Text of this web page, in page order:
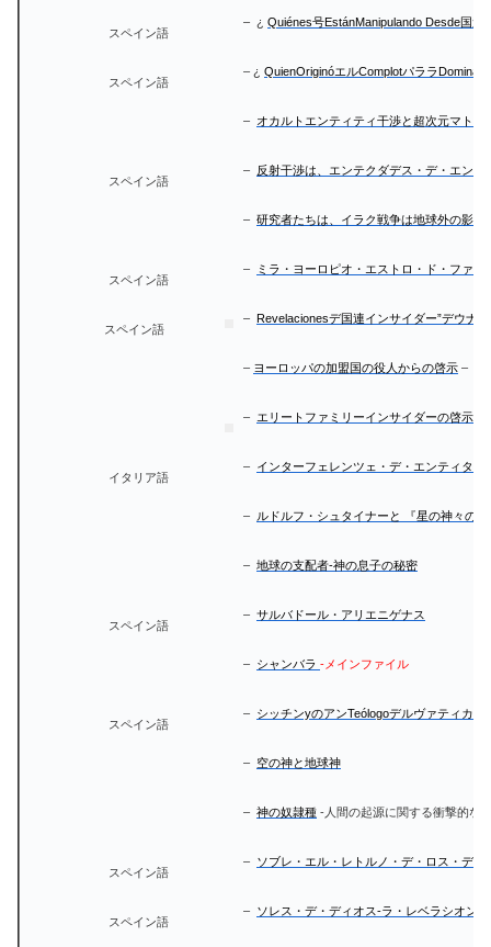
スペイン語
– ¿ Quiénes号EstánManipulando Desde国
スペイン語
– ¿ QuienOriginóエルComplotパララ
– オカルトエンティティ干渉と超次元マト
スペイン語
– 反射干渉は、エンテクダデス・デ・エン
– 研究者たちは、イラク戦争は地球外の影
スペイン語
– ミラ・ヨーロピオ・エストロ・ド・ファ
スペイン語
– Revelacionesデ国連インサイダー”デウナ
– ヨーロッパの加盟国の役人からの啓示 –
– エリートファミリーインサイダーの啓示
イタリア語
– インターフェレンツェ・デ・エンティタ
– ルドルフ・シュタイナーと 『星の神々の
– 地球の支配者-神の息子の秘密
スペイン語
– サルバドール・アリエニゲナス
– シャンバラ -メインファイル
スペイン語
– シッチンyのアンTeólogoデルヴァティカー
– 空の神と地球神
– 神の奴隷種 -人間の起源に関する衝撃的な
スペイン語
– ソブレ・エル・レトルノ・デ・ロス・ディ
スペイン語
– ソレス・デ・ディオス-ラ・レベラシオン